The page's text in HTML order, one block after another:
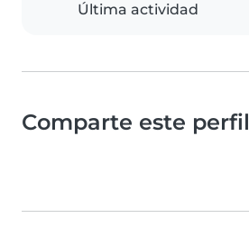
Última actividad
Comparte este perfil